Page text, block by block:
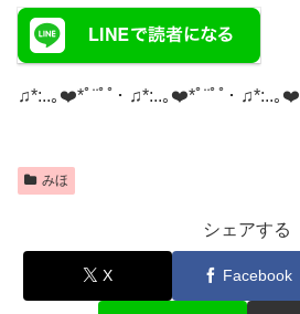
♫*:..｡❤️*ﾟ¨ﾟﾟ･ ♫*:..｡❤️*ﾟ¨ﾟﾟ･ ♫*:..｡❤️
みほ
シェアする
X Facebook